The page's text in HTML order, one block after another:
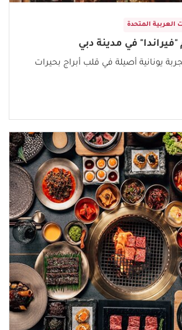
العربية المتحدة
في مدينة دبي
يونانية أصيلة في قلب أبراج بحيرات